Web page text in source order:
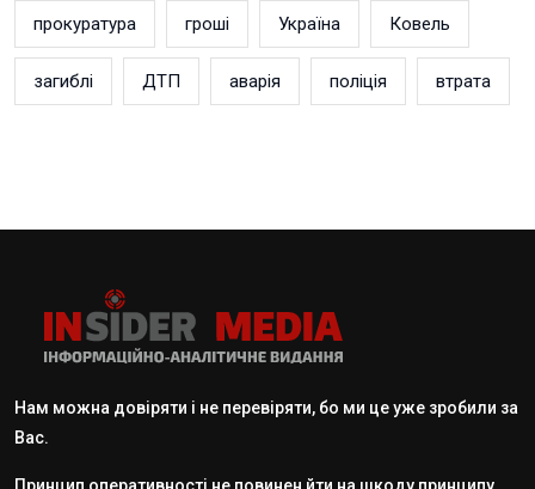
прокуратура гроші Україна Ковель
загиблі ДТП аварія поліція втрата
Нам можна довіряти і не перевіряти, бо ми це уже зробили за
Вас.
Принцип оперативності не повинен йти на шкоду принципу